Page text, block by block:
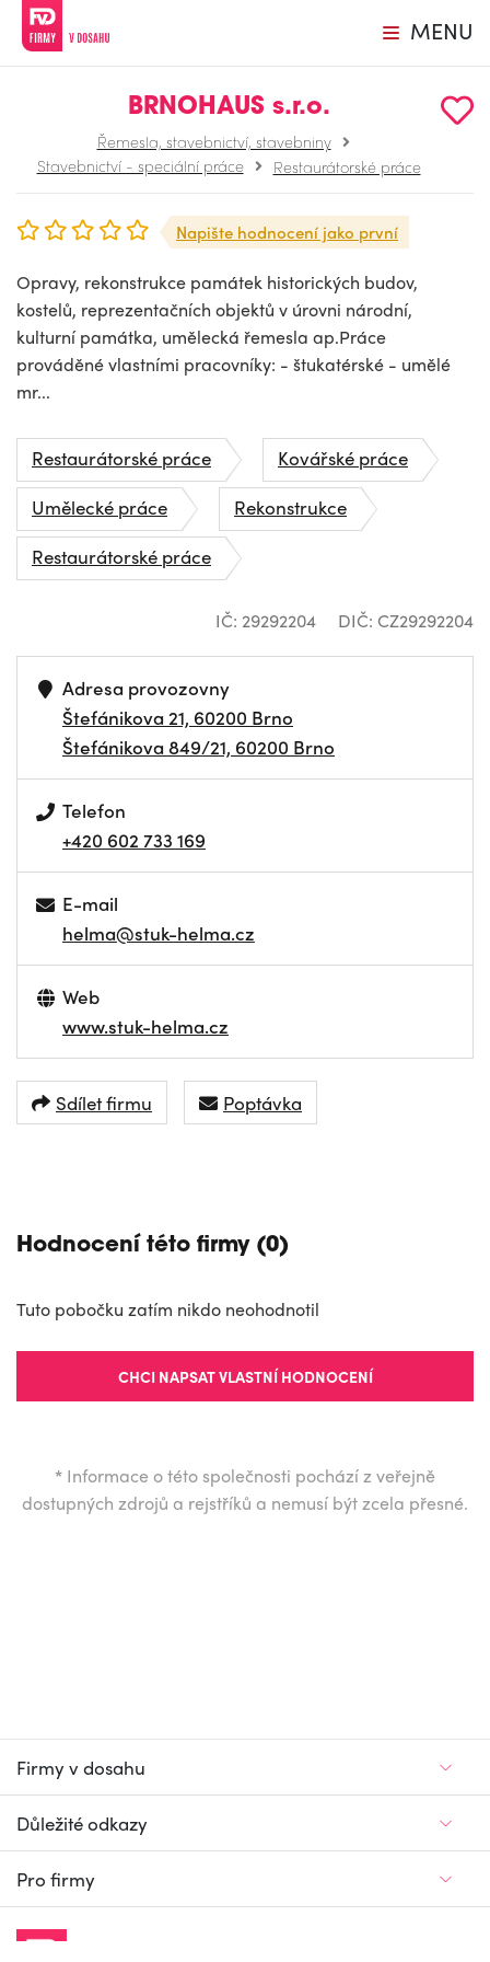
MENU
BRNOHAUS s.r.o.
Řemesla, stavebnictví, stavebniny
Stavebnictví - speciální práce
Restaurátorské práce
Napište hodnocení jako první
Opravy, rekonstrukce památek historických budov,
kostelů, reprezentačních objektů v úrovni národní,
kulturní památka, umělecká řemesla ap.Práce
prováděné vlastními pracovníky: - štukatérské - umělé
mr...
Restaurátorské práce
Kovářské práce
Umělecké práce
Rekonstrukce
Restaurátorské práce
IČ: 29292204 DIČ: CZ29292204
Adresa provozovny
Štefánikova 21, 60200 Brno
Štefánikova 849/21, 60200 Brno
Telefon
+420 602 733 169
E-mail
helma@stuk-helma.cz
Web
www.stuk-helma.cz
Sdílet firmu Poptávka
Hodnocení této firmy (0)
Tuto pobočku zatím nikdo neohodnotil
CHCI NAPSAT VLASTNÍ HODNOCENÍ
* Informace o této společnosti pochází z veřejně
dostupných zdrojů a rejstříků a nemusí být zcela přesné.
Firmy v dosahu
Důležité odkazy
Pro firmy